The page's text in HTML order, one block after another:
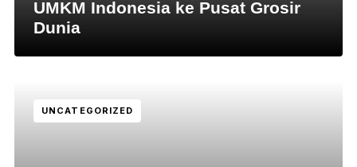
UMKM Indonesia ke Pusat Grosir
Dunia
UNCATEGORIZED